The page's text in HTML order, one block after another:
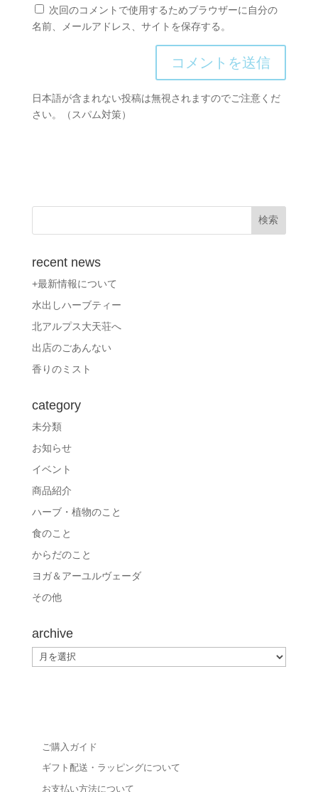
次回のコメントで使用するためブラウザーに自分の
名前、メールアドレス、サイトを保存する。
日本語が含まれない投稿は無視されますのでご注意くだ
さい。（スパム対策）
recent news
+最新情報について
水出しハーブティー
北アルプス大天荘へ
出店のごあんない
香りのミスト
category
未分類
お知らせ
イベント
商品紹介
ハーブ・植物のこと
食のこと
からだのこと
ヨガ＆アーユルヴェーダ
その他
archive
archive
ご購入ガイド
ギフト配送・ラッピングについて
お支払い方法について